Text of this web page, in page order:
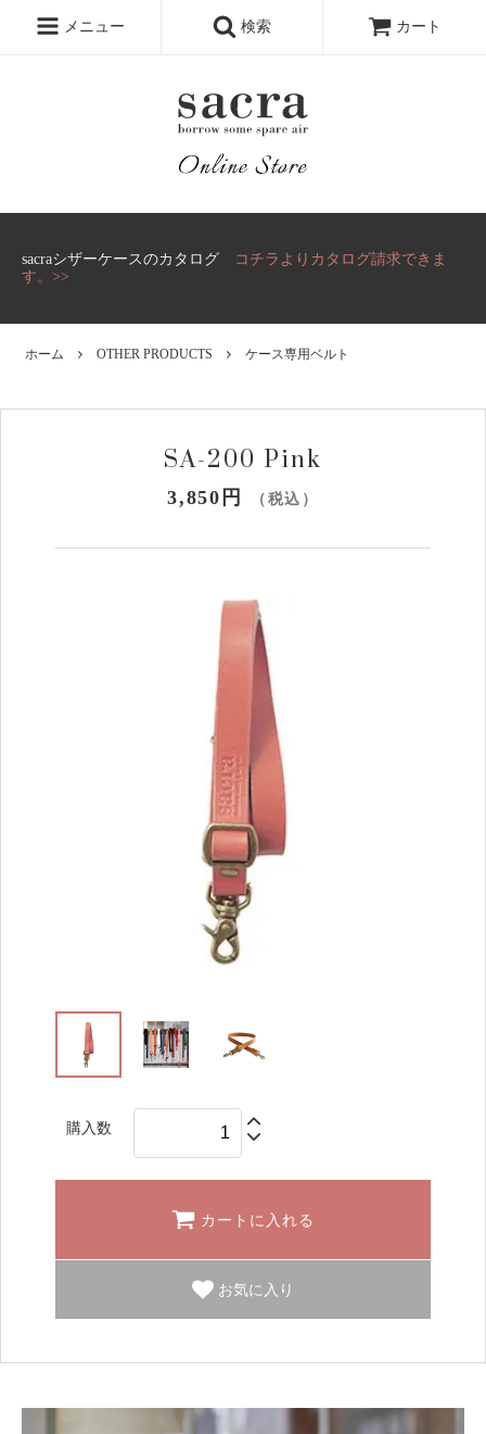
sacraシザーケースのカタログ
コチラよりカタログ請求できま
す。>>
メニュー 検索 カート
ホーム OTHER PRODUCTS ケース専用ベルト
SA-200 Pink
3,850円 （税込）
購入数
カートに入れる
お気に入り